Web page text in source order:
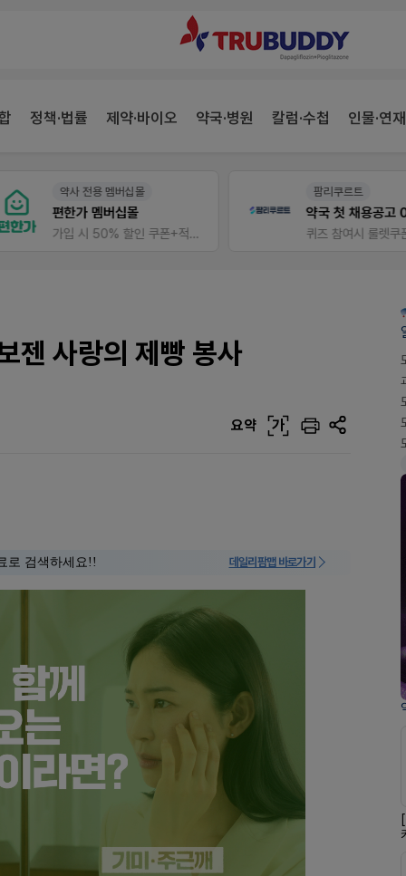
정책·법률 제약·바이오 약국·병원 칼럼·수첩 인물·연재
약사 전용 멤버십몰
편한가 멤버십몰
가입 시 50% 할인 쿠폰+적립금까지!
팜리쿠르트
퀴즈 참여시 룰렛쿠폰
젠 사랑의 제빵 봉사
요약 가
로 검색하세요!! 데일리팜맵 바로가기